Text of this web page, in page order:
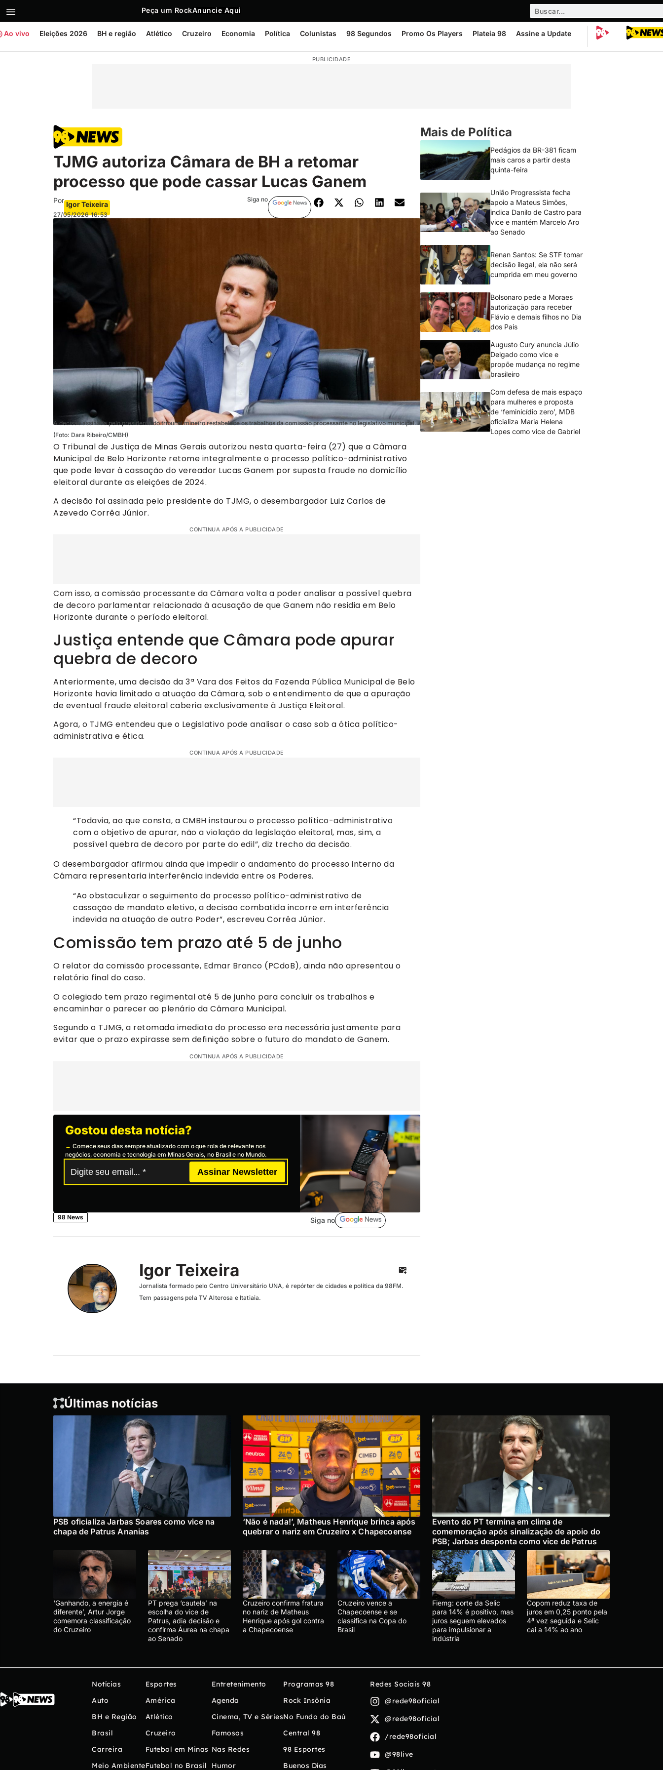
Peça um RockAnuncie Aqui
Ao vivo Eleições 2026 BH e região Atlético Cruzeiro Economia Política Colunistas 98 Segundos Promo Os Players Plateia 98 Assine a Update
PUBLICIDADE
TJMG autoriza Câmara de BH a retomar
processo que pode cassar Lucas Ganem
Por Igor Teixeira
27/05/2026 16:53
Siga no
A decisão assinada pelo presidente do tribunal mineiro restabelece os trabalhos da comissão processante no legislativo municipal.
(Foto: Dara Ribeiro/CMBH)
O Tribunal de Justiça de Minas Gerais autorizou nesta quarta-feira (27) que a Câmara
Municipal de Belo Horizonte retome integralmente o processo político-administrativo
que pode levar à cassação do vereador Lucas Ganem por suposta fraude no domicílio
eleitoral durante as eleições de 2024.
A decisão foi assinada pelo presidente do TJMG, o desembargador Luiz Carlos de
Azevedo Corrêa Júnior.
CONTINUA APÓS A PUBLICIDADE
Com isso, a comissão processante da Câmara volta a poder analisar a possível quebra
de decoro parlamentar relacionada à acusação de que Ganem não residia em Belo
Horizonte durante o período eleitoral.
Justiça entende que Câmara pode apurar
quebra de decoro
Anteriormente, uma decisão da 3ª Vara dos Feitos da Fazenda Pública Municipal de Belo
Horizonte havia limitado a atuação da Câmara, sob o entendimento de que a apuração
de eventual fraude eleitoral caberia exclusivamente à Justiça Eleitoral.
Agora, o TJMG entendeu que o Legislativo pode analisar o caso sob a ótica político-
administrativa e ética.
CONTINUA APÓS A PUBLICIDADE
“Todavia, ao que consta, a CMBH instaurou o processo político-administrativo
com o objetivo de apurar, não a violação da legislação eleitoral, mas, sim, a
possível quebra de decoro por parte do edil”, diz trecho da decisão.
O desembargador afirmou ainda que impedir o andamento do processo interno da
Câmara representaria interferência indevida entre os Poderes.
“Ao obstaculizar o seguimento do processo político-administrativo de
cassação de mandato eletivo, a decisão combatida incorre em interferência
indevida na atuação de outro Poder”, escreveu Corrêa Júnior.
Comissão tem prazo até 5 de junho
O relator da comissão processante, Edmar Branco (PCdoB), ainda não apresentou o
relatório final do caso.
O colegiado tem prazo regimental até 5 de junho para concluir os trabalhos e
encaminhar o parecer ao plenário da Câmara Municipal.
Segundo o TJMG, a retomada imediata do processo era necessária justamente para
evitar que o prazo expirasse sem definição sobre o futuro do mandato de Ganem.
CONTINUA APÓS A PUBLICIDADE
Gostou desta notícia?
→ Comece seus dias sempre atualizado com o que rola de relevante nos
negócios, economia e tecnologia em Minas Gerais, no Brasil e no Mundo.
Assinar Newsletter
98 News Siga no
Igor Teixeira
Jornalista formado pelo Centro Universitário UNA, é repórter de cidades e política da 98FM.
Tem passagens pela TV Alterosa e Itatiaia.
Mais de Política
Pedágios da BR-381 ficam
mais caros a partir desta
quinta-feira
União Progressista fecha
apoio a Mateus Simões,
indica Danilo de Castro para
vice e mantém Marcelo Aro
ao Senado
Renan Santos: Se STF tomar
decisão ilegal, ela não será
cumprida em meu governo
Bolsonaro pede a Moraes
autorização para receber
Flávio e demais filhos no Dia
dos Pais
Augusto Cury anuncia Júlio
Delgado como vice e
propõe mudança no regime
brasileiro
Com defesa de mais espaço
para mulheres e proposta
de ‘feminicídio zero’, MDB
oficializa Maria Helena
Lopes como vice de Gabriel
Últimas notícias
PSB oficializa Jarbas Soares como vice na
chapa de Patrus Ananias
‘Não é nada!’, Matheus Henrique brinca após
quebrar o nariz em Cruzeiro x Chapecoense
Evento do PT termina em clima de
comemoração após sinalização de apoio do
PSB; Jarbas desponta como vice de Patrus
‘Ganhando, a energia é
diferente’, Artur Jorge
comemora classificação
do Cruzeiro
PT prega ‘cautela’ na
escolha do vice de
Patrus, adia decisão e
confirma Áurea na chapa
ao Senado
Cruzeiro confirma fratura
no nariz de Matheus
Henrique após gol contra
a Chapecoense
Cruzeiro vence a
Chapecoense e se
classifica na Copa do
Brasil
Fiemg: corte da Selic
para 14% é positivo, mas
juros seguem elevados
para impulsionar a
indústria
Copom reduz taxa de
juros em 0,25 ponto pela
4ª vez seguida e Selic
cai a 14% ao ano
Notícias
Auto
BH e Região
Brasil
Carreira
Meio Ambiente
Esportes
América
Atlético
Cruzeiro
Futebol em Minas
Futebol no Brasil
Entretenimento
Agenda
Cinema, TV e Séries
Famosos
Nas Redes
Humor
Programas 98
Rock Insônia
No Fundo do Baú
Central 98
98 Esportes
Buenos Días
Redes Sociais 98
@rede98oficial
@rede98oficial
/rede98oficial
@98live